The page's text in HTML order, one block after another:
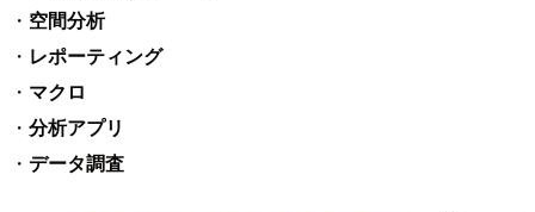
・ 空間分析
・ レポーティング
・ マクロ
・ 分析アプリ
・ データ調査